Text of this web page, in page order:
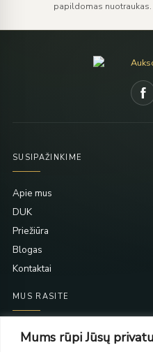
Mums rūpi Jūsų
papildomas nuotraukas.
SUSIPAŽINKIME
Apie mus
DUK
Priežiūra
Blogas
Kontaktai
MUS RASITE
Taikos pr. 139
PC Molas, Klaipėda